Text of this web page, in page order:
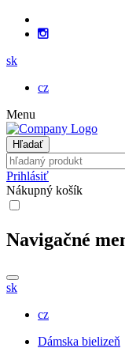
sk
cz
Menu
Hľadať
Prihlásiť
Nákupný košík
Navigačné
sk
cz
Dámska bielizeň